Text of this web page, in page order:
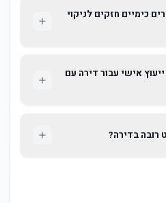
כימיים חזקים לניקוי
אישי עבור דירה עם
רובה בדירה?